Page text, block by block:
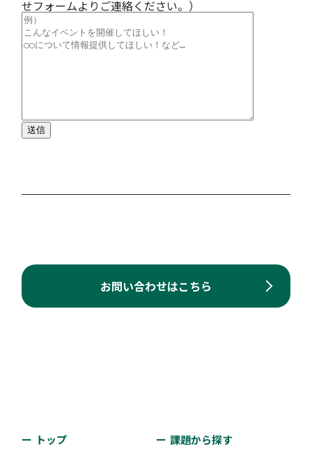
せフォームよりご連絡ください。）
お問い合わせはこちら
トップ 課題から探す